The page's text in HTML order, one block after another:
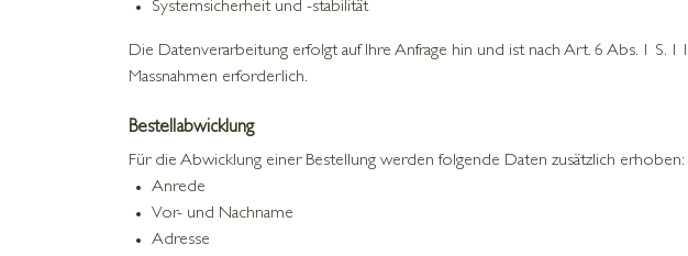
Systemsicherheit und -stabilität
Die Datenverarbeitung erfolgt auf Ihre Anfrage hin und ist nach Art. 6 Abs. 1 S.
Massnahmen erforderlich.
Bestellabwicklung
Für die Abwicklung einer Bestellung werden folgende Daten zusätzlich erhoben:
Anrede
Vor- und Nachname
Adresse